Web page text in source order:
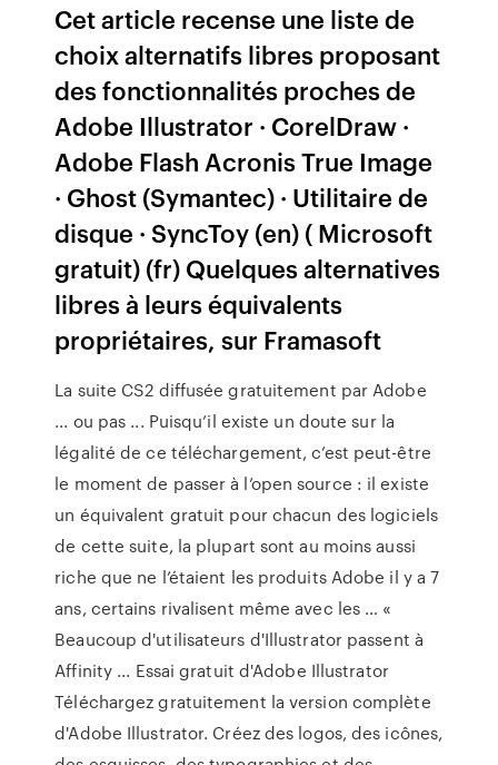
Cet article recense une liste de
choix alternatifs libres proposant
des fonctionnalités proches de
Adobe Illustrator · CorelDraw ·
Adobe Flash Acronis True Image
· Ghost (Symantec) · Utilitaire de
disque · SyncToy (en) ( Microsoft
gratuit) (fr) Quelques alternatives
libres à leurs équivalents
propriétaires, sur Framasoft
La suite CS2 diffusée gratuitement par Adobe
... ou pas ... Puisqu’il existe un doute sur la
légalité de ce téléchargement, c’est peut-être
le moment de passer à l’open source : il existe
un équivalent gratuit pour chacun des logiciels
de cette suite, la plupart sont au moins aussi
riche que ne l’étaient les produits Adobe il y a 7
ans, certains rivalisent même avec les … «
Beaucoup d'utilisateurs d'Illustrator passent à
Affinity ... Essai gratuit d'Adobe Illustrator
Téléchargez gratuitement la version complète
d'Adobe Illustrator. Créez des logos, des icônes,